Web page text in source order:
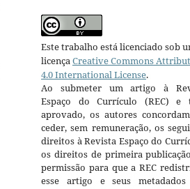
Este trabalho está licenciado sob
licençaCreative Commons
4.0 International License.
Ao submeter um artigo à
Espaço do Currículo (REC) e
aprovado, os autores
ceder, sem remuneração, os
direitos à Revista Espaço do
os direitos de primeira
permissão para que a REC
esse artigo e seus metadados